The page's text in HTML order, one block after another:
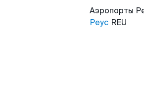
Аэропорты
Реус REU